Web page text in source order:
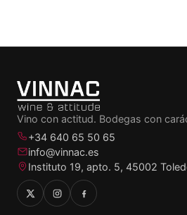
Vino con actitud. Bodegas con
+34 640 65 50 65
info@vinnac.es
Instituto 19, apto. 5, 45002